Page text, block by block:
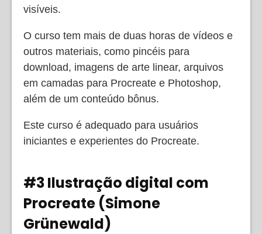
visíveis.
O curso tem mais de duas horas de vídeos e
outros materiais, como pincéis para
download, imagens de arte linear, arquivos
em camadas para Procreate e Photoshop,
além de um conteúdo bônus.
Este curso é adequado para usuários
iniciantes e experientes do Procreate.
#3 Ilustração digital com
Procreate (Simone
Grünewald)